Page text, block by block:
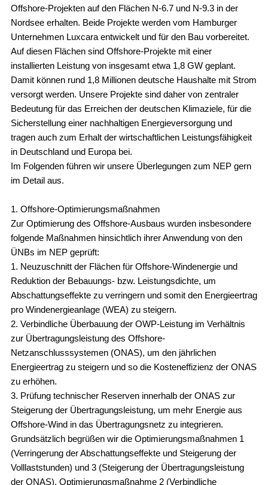
Offshore-Projekten auf den Flächen N-6.7 und N-9.3 in der
Nordsee erhalten. Beide Projekte werden vom Hamburger
Unternehmen Luxcara entwickelt und für den Bau vorbereitet.
Auf diesen Flächen sind Offshore-Projekte mit einer
installierten Leistung von insgesamt etwa 1,8 GW geplant.
Damit können rund 1,8 Millionen deutsche Haushalte mit Strom
versorgt werden. Unsere Projekte sind daher von zentraler
Bedeutung für das Erreichen der deutschen Klimaziele, für die
Sicherstellung einer nachhaltigen Energieversorgung und
tragen auch zum Erhalt der wirtschaftlichen Leistungsfähigkeit
in Deutschland und Europa bei.
Im Folgenden führen wir unsere Überlegungen zum NEP gern
im Detail aus.
1. Offshore-Optimierungsmaßnahmen
Zur Optimierung des Offshore-Ausbaus wurden insbesondere
folgende Maßnahmen hinsichtlich ihrer Anwendung von den
ÜNBs im NEP geprüft:
1. Neuzuschnitt der Flächen für Offshore-Windenergie und
Reduktion der Bebauungs- bzw. Leistungsdichte, um
Abschattungseffekte zu verringern und somit den Energieertrag
pro Windenergieanlage (WEA) zu steigern.
2. Verbindliche Überbauung der OWP-Leistung im Verhältnis
zur Übertragungsleistung des Offshore-
Netzanschlusssystemen (ONAS), um den jährlichen
Energieertrag zu steigern und so die Kosteneffizienz der ONAS
zu erhöhen.
3. Prüfung technischer Reserven innerhalb der ONAS zur
Steigerung der Übertragungsleistung, um mehr Energie aus
Offshore-Wind in das Übertragungsnetz zu integrieren.
Grundsätzlich begrüßen wir die Optimierungsmaßnahmen 1
(Verringerung der Abschattungseffekte und Steigerung der
Volllaststunden) und 3 (Steigerung der Übertragungsleistung
der ONAS). Optimierungsmaßnahme 2 (Verbindliche